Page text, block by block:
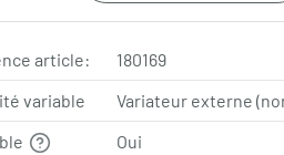
article:
180169
variable
Variateur externe
Oui